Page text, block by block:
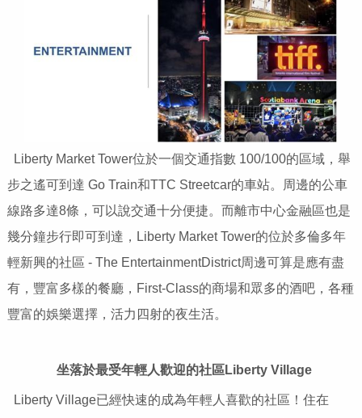
Liberty Market Tower位於一個交通指數 100/100的區域，舉
步之遙可到達 Go Train和TTC Streetcar的車站。周邊的公車
線路多達8條，可以說交通十分便捷。而離市中心金融區也是
幾分鐘步行即可到達，Liberty Market Tower的位於多倫多年
輕新興的社區 - The EntertainmentDistrict周邊可算是應有盡
有，豐富多樣的餐廳，First-Class的商場和眾多的酒吧，各種
豐富的娛樂選擇，活力四射的夜生活。
坐落於最受年輕人歡迎的社區Liberty Village
Liberty Village已經快速的成為年輕人喜歡的社區！住在